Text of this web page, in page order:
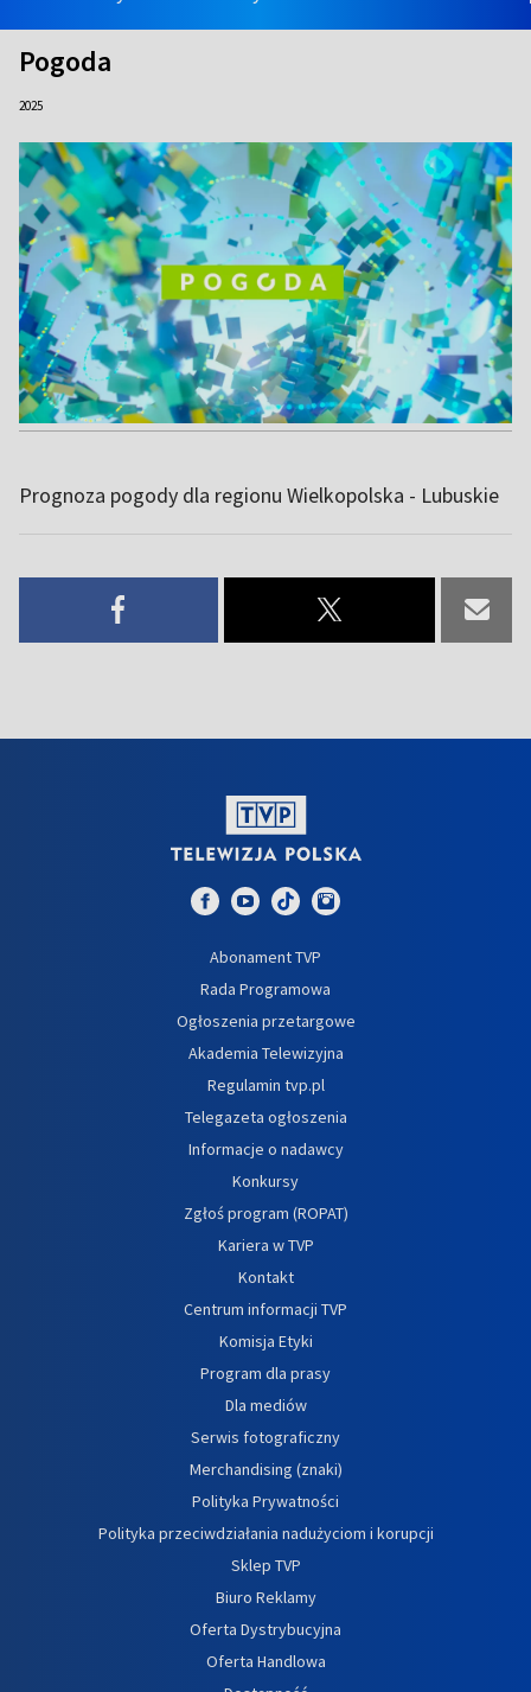
Pogoda
2025
Prognoza pogody dla regionu Wielkopolska - Lubuskie
Abonament TVP
Rada Programowa
Ogłoszenia przetargowe
Akademia Telewizyjna
Regulamin tvp.pl
Telegazeta ogłoszenia
Informacje o nadawcy
Konkursy
Zgłoś program (ROPAT)
Kariera w TVP
Kontakt
Centrum informacji TVP
Komisja Etyki
Program dla prasy
Dla mediów
Serwis fotograficzny
Merchandising (znaki)
Polityka Prywatności
Polityka przeciwdziałania nadużyciom i korupcji
Sklep TVP
Biuro Reklamy
Oferta Dystrybucyjna
Oferta Handlowa